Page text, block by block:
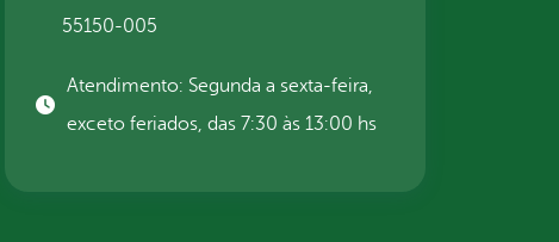
55150-005
Atendimento: Segunda a sexta-feira,
exceto feriados, das 7:30 às 13:00 hs